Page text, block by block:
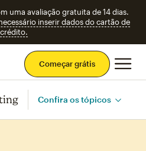
uma avaliação gratuita de 14 dias.
inserir dados do cartão de
crédito.
Começar grátis
Confira os tópicos